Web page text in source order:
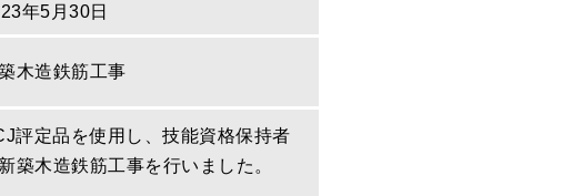
年5月30日
木造鉄筋工事
評定品を使用し、技能資格保持者
築木造鉄筋工事を行いました。